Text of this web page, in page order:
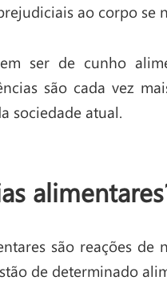
ao corpo se
ser de cunho
são cada vez
sociedade atual.
são reações de
de determinado